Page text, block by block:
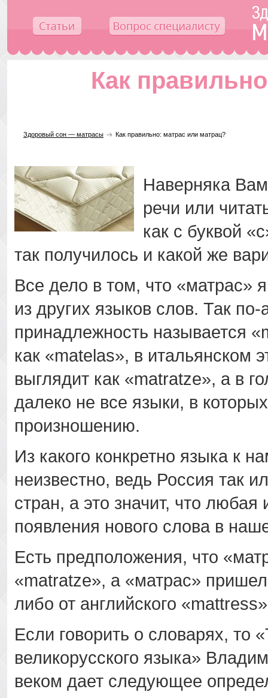
Как
Здоровый сон — матрасы Как правильно: матрас или матрац?
Наверняка
речи или
как с буквой
так получилось и какой же
Все дело в том, что «матрас»
из других языков слов. Так по-
принадлежность называется
как «matelas», в итальянском
выглядит как «matratze», а в
далеко не все языки, в
произношению.
Из какого конкретно языка к
неизвестно, ведь Россия так
стран, а это значит, что любая
появления нового слова в
Есть предположения, что
«matratze», а «матрас»
либо от английского
Если говорить о словарях, то
великорусского языка»
веком дает следующее